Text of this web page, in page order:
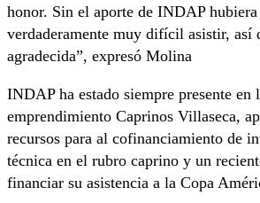
honor. Sin el aporte de INDAP
verdaderamente muy difícil asistir, así
agradecida”, expresó Molina
INDAP ha estado siempre presente en
emprendimiento Caprinos Villaseca,
recursos para al cofinanciamiento de
técnica en el rubro caprino y un
financiar su asistencia a la Copa